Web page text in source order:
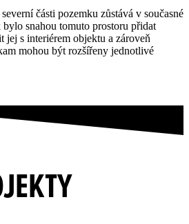
části pozemku zůstává v současné
snahou tomuto prostoru přidat
s interiérem objektu a zároveň
mohou být rozšířeny jednotlivé